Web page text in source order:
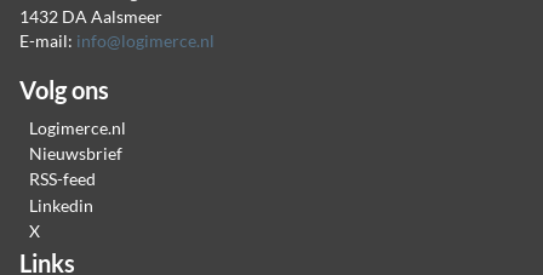
1432 DA Aalsmeer
E-mail: info@logimerce.nl
Volg ons
Logimerce.nl
Nieuwsbrief
RSS-feed
Linkedin
X
Links